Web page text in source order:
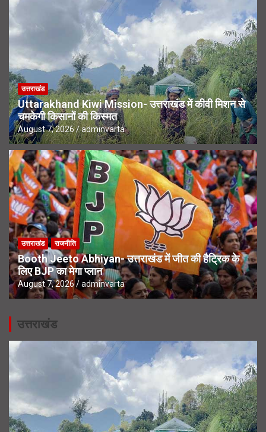
उत्तराखंड
Uttarakhand Kiwi Mission- उत्तराखंड में कीवी मिशन से
चमकेगी किसानों की किस्मत
August 7, 2026 adminvarta
उत्तराखंड राजनीति
Booth Jeeto Abhiyan- उत्तराखंड में जीत की हैट्रिक के
लिए BJP का मेगा प्लान
August 7, 2026 adminvarta
उत्तराखंड